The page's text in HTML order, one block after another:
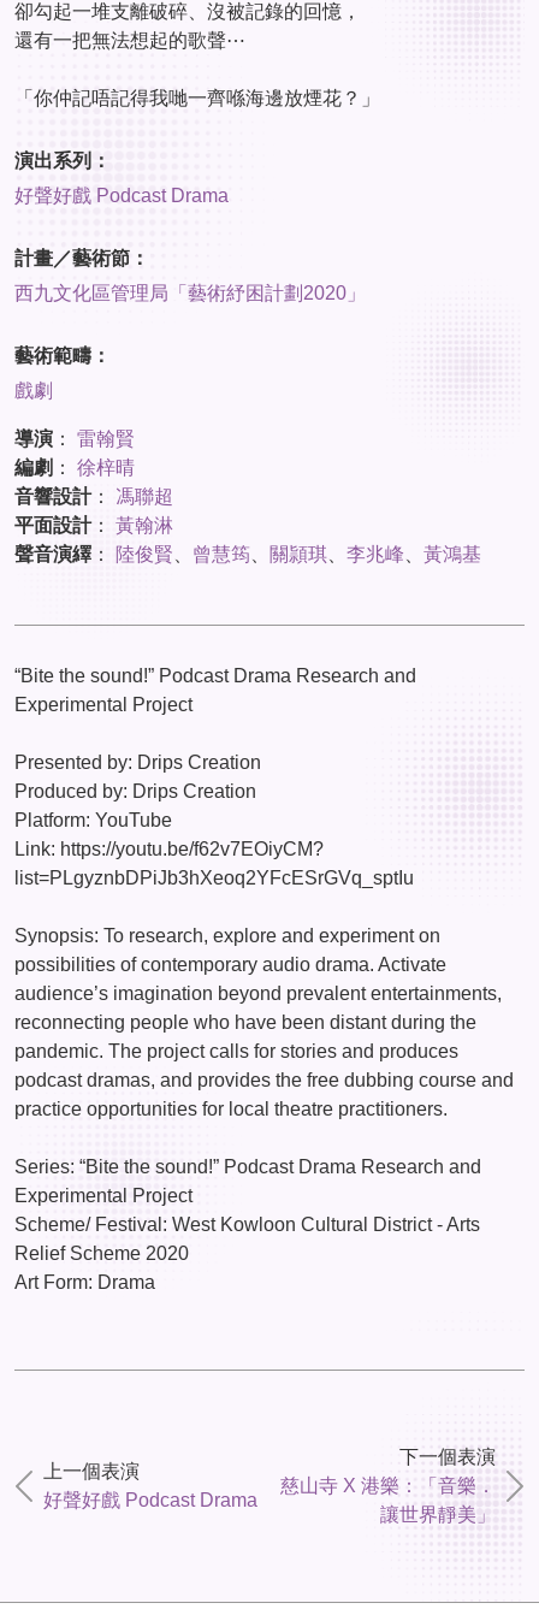
卻勾起一堆支離破碎、沒被記錄的回憶，
還有一把無法想起的歌聲⋯
「你仲記唔記得我哋一齊喺海邊放煙花？」
演出系列：
好聲好戲 Podcast Drama
計畫／藝術節：
西九文化區管理局「藝術紓困計劃2020」
藝術範疇：
戲劇
導演 ： 雷翰賢
編劇 ： 徐梓晴
音響設計： 馮聯超
平面設計： 黃翰淋
聲音演繹 ： 陸俊賢 曾慧筠 關頴琪 李兆峰 黃鴻基
“Bite the sound!” Podcast Drama Research and
Experimental Project
Presented by: Drips Creation
Produced by: Drips Creation
Platform: YouTube
Link: https://youtu.be/f62v7EOiyCM?
list=PLgyznbDPiJb3hXeoq2YFcESrGVq_sptIu
Synopsis: To research, explore and experiment on
possibilities of contemporary audio drama. Activate
audience’s imagination beyond prevalent entertainments,
reconnecting people who have been distant during the
pandemic. The project calls for stories and produces
podcast dramas, and provides the free dubbing course and
practice opportunities for local theatre practitioners.
Series: “Bite the sound!” Podcast Drama Research and
Experimental Project
Scheme/ Festival: West Kowloon Cultural District - Arts
Relief Scheme 2020
Art Form: Drama
上一個表演
好聲好戲 Podcast Drama
下一個表演
慈山寺 X 港樂：「音樂．
讓世界靜美」